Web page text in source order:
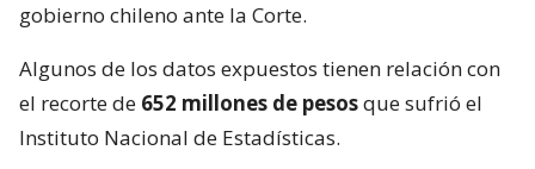
gobierno chileno ante la Corte.
Algunos de los datos expuestos tienen relación con
el recorte de 652 millones de pesosque sufrió el
Instituto Nacional de Estadísticas.